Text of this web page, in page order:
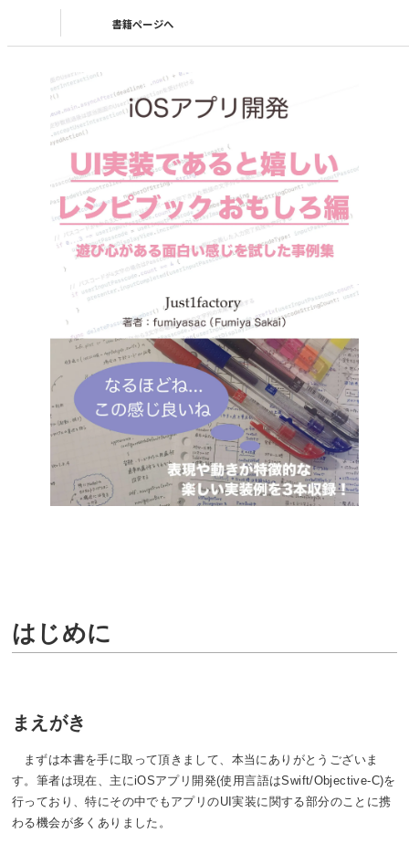
書籍ページへ
はじめに
まえがき
まずは本書を手に取って頂きまして、本当にありがとうございま
す。筆者は現在、主にiOSアプリ開発(使用言語はSwift/Objective-C)を
行っており、特にその中でもアプリのUI実装に関する部分のことに携
わる機会が多くありました。